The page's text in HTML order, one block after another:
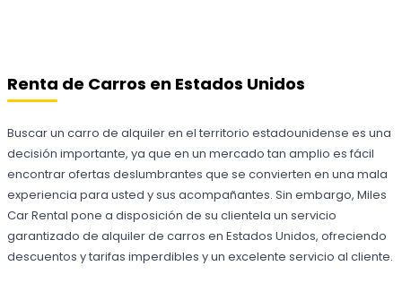
Renta de Carros en Estados Unidos
Buscar un carro de alquiler en el territorio estadounidense es una
decisión importante, ya que en un mercado tan amplio es fácil
encontrar ofertas deslumbrantes que se convierten en una mala
experiencia para usted y sus acompañantes. Sin embargo, Miles
Car Rental pone a disposición de su clientela un servicio
garantizado de alquiler de carros en Estados Unidos, ofreciendo
descuentos y tarifas imperdibles y un excelente servicio al cliente.